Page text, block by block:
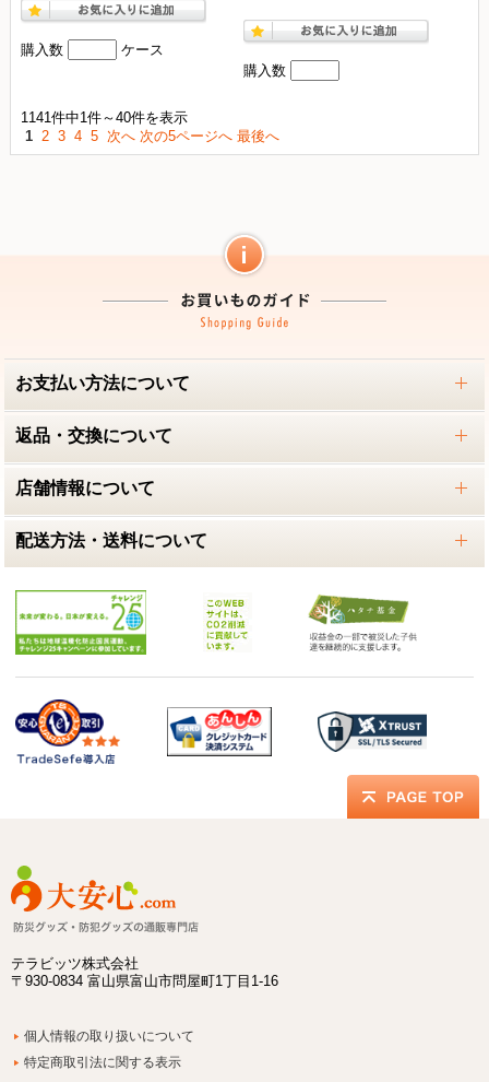
購入数 ケース
購入数
1141件中1件～40件を表示
1 2 3 4 5 次へ 次の5ページへ 最後へ
お支払い方法について
返品・交換について
店舗情報について
配送方法・送料について
テラビッツ株式会社
〒930-0834 富山県富山市問屋町1丁目1-16
個人情報の取り扱いについて
特定商取引法に関する表示